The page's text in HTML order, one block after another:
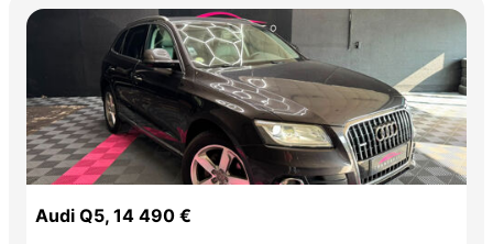
Audi Q5, 14 490 €